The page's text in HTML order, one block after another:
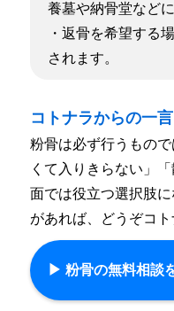
養墓や納骨堂など
・返骨を希望する
されます。
コトナラからの一
粉骨は必ず行うもの
くて入りきらない」
面では役立つ選択肢
があれば、どうぞコト
▶︎ 粉骨の無料相談